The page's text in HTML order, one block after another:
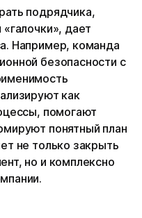
подрядчика,
дает
Например, команда
безопасности с
как
помогают
понятный план
не только закрыть
но и комплексно